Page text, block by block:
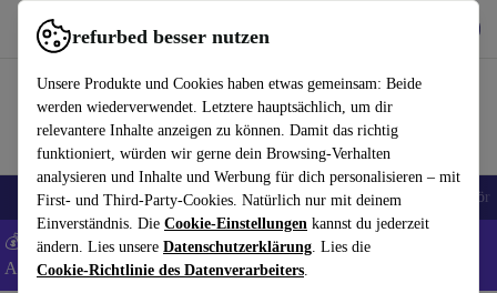
refurbed besser nutzen
Unsere Produkte und Cookies haben etwas gemeinsam: Beide
werden wiederverwendet. Letztere hauptsächlich, um dir
relevantere Inhalte anzeigen zu können. Damit das richtig
funktioniert, würden wir gerne dein Browsing-Verhalten
analysieren und Inhalte und Werbung für dich personalisieren – mit
First- und Third-Party-Cookies. Natürlich nur mit deinem
Einverständnis. Die Cookie-Einstellungen kannst du jederzeit
ändern. Lies unsere Datenschutzerklärung. Lies die
Cookie-Richtlinie des Datenverarbeiters.
refurbed schnell und einfach nutzen
🎒 Back to school Handys Laptops Tablets Smartwatches Zubehör
💰 Extra -5% auf Samsung- und Google-Smartphones - Code:
ANDROID5 -AGB